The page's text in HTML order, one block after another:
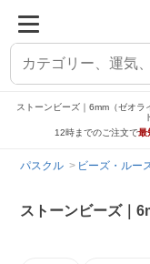
ストーンビーズ｜6mm（ゼオ
12時までのご注文で最
パスクル ビーズ・ルー
ストーンビーズ｜